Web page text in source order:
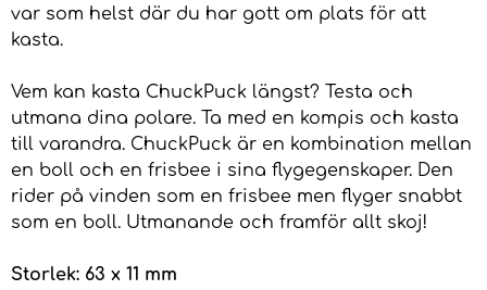
var som helst där du har gott om plats för att
kasta.
Vem kan kasta ChuckPuck längst? Testa och
utmana dina polare. Ta med en kompis och kasta
till varandra. ChuckPuck är en kombination mellan
en boll och en frisbee i sina flygegenskaper. Den
rider på vinden som en frisbee men flyger snabbt
som en boll. Utmanande och framför allt skoj!
Storlek: 63 x 11 mm